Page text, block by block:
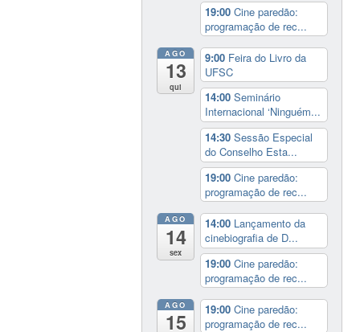
19:00Cine paredão:
programação de rec...
AGO
13
qui
9:00 Feira do Livro da
UFSC
14:00Seminário
Internacional ‘Ninguém...
14:30Sessão Especial
do Conselho Esta...
19:00Cine paredão:
programação de rec...
AGO
14
sex
14:00 Lançamento da
cinebiografia de D...
19:00Cine paredão:
programação de rec...
AGO
15
19:00Cine paredão:
programação de rec...